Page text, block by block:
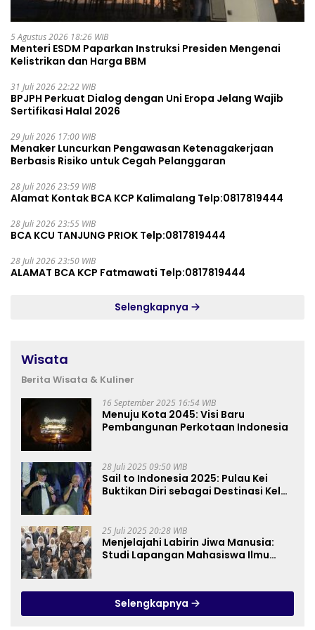
5 Agustus 2026 18:26 WIB
Menteri ESDM Paparkan Instruksi Presiden Mengenai
Kelistrikan dan Harga BBM
31 Juli 2026 22:22 WIB
BPJPH Perkuat Dialog dengan Uni Eropa Jelang Wajib
Sertifikasi Halal 2026
29 Juli 2026 17:00 WIB
Menaker Luncurkan Pengawasan Ketenagakerjaan
Berbasis Risiko untuk Cegah Pelanggaran
28 Juli 2026 23:59 WIB
Alamat Kontak BCA KCP Kalimalang Telp:0817819444
28 Juli 2026 23:55 WIB
BCA KCU TANJUNG PRIOK Telp:0817819444
28 Juli 2026 23:50 WIB
ALAMAT BCA KCP Fatmawati Telp:0817819444
Selengkapnya
Wisata
Berita Wisata & Kuliner
16 September 2025 16:54 WIB
Menuju Kota 2045: Visi Baru
Pembangunan Perkotaan Indonesia
28 Juli 2025 09:50 WIB
Sail to Indonesia 2025: Pulau Kei
Buktikan Diri sebagai Destinasi Kelas
25 Juli 2025 20:28 WIB
Menjelajahi Labirin Jiwa Manusia:
Studi Lapangan Mahasiswa Ilmu
Selengkapnya